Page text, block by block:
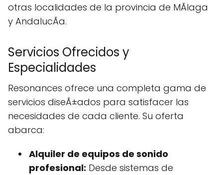
otras localidades de la provincia de MÃlaga
y AndalucÃ­a.
Servicios Ofrecidos y
Especialidades
Resonances ofrece una completa gama de
servicios diseÃ±ados para satisfacer las
necesidades de cada cliente. Su oferta
abarca:
Alquiler de equipos de sonido
profesional: Desde sistemas de